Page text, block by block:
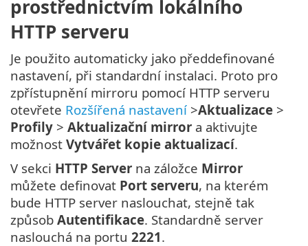
prostřednictvím lokálního
HTTP serveru
Je použito automaticky jako předdefinované
nastavení, při standardní instalaci. Proto pro
zpřístupnění mirroru pomocí HTTP serveru
otevřete Rozšířená nastavení >Aktualizace >
Profily > Aktualizační mirror a aktivujte
možnost Vytvářet kopie aktualizací.
V sekci HTTP Server na záložce Mirror
můžete definovat Port serveru, na kterém
bude HTTP server naslouchat, stejně tak
způsob Autentifikace. Standardně server
naslouchá na portu 2221.